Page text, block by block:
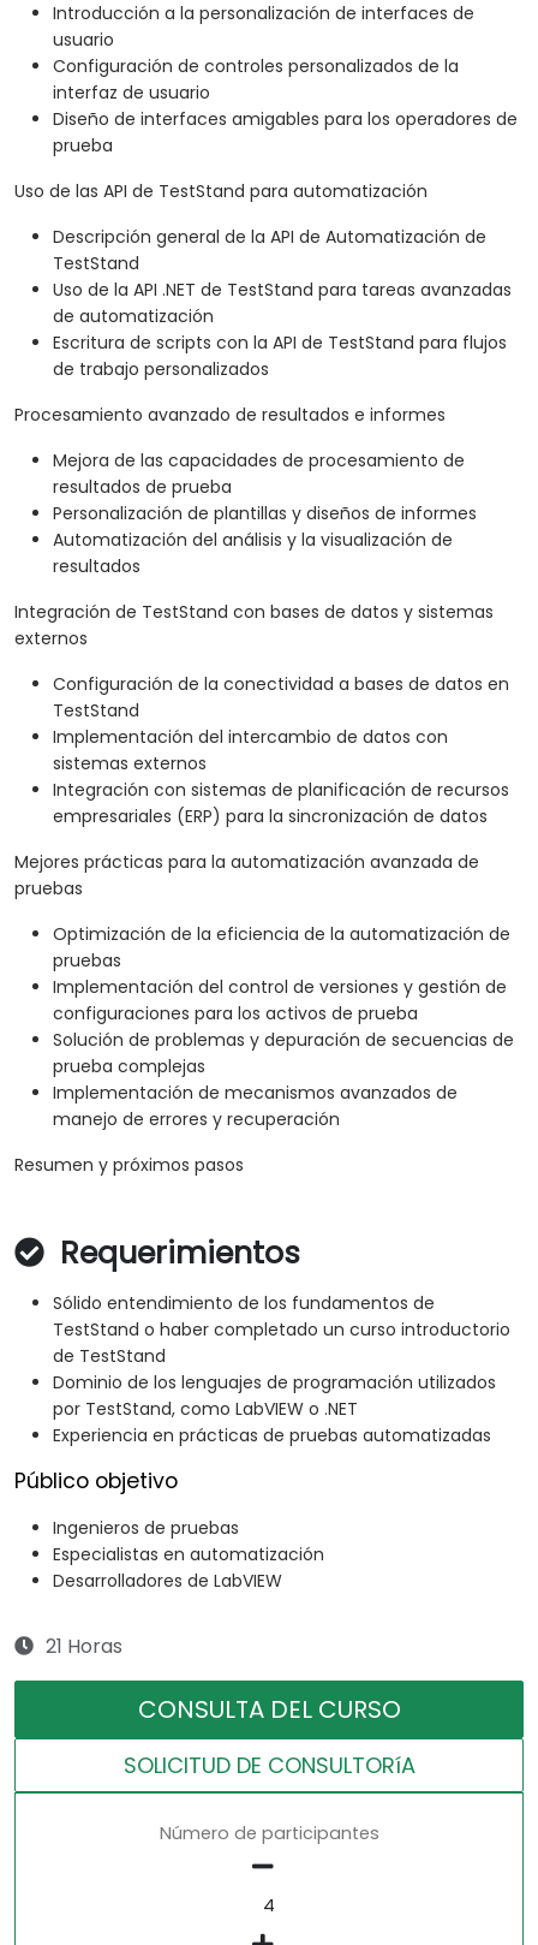
Introducción a la personalización de interfaces de
usuario
Configuración de controles personalizados de la
interfaz de usuario
Diseño de interfaces amigables para los operadores de
prueba
Uso de las API de TestStand para automatización
Descripción general de la API de Automatización de
TestStand
Uso de la API .NET de TestStand para tareas avanzadas
de automatización
Escritura de scripts con la API de TestStand para flujos
de trabajo personalizados
Procesamiento avanzado de resultados e informes
Mejora de las capacidades de procesamiento de
resultados de prueba
Personalización de plantillas y diseños de informes
Automatización del análisis y la visualización de
resultados
Integración de TestStand con bases de datos y sistemas
externos
Configuración de la conectividad a bases de datos en
TestStand
Implementación del intercambio de datos con
sistemas externos
Integración con sistemas de planificación de recursos
empresariales (ERP) para la sincronización de datos
Mejores prácticas para la automatización avanzada de
pruebas
Optimización de la eficiencia de la automatización de
pruebas
Implementación del control de versiones y gestión de
configuraciones para los activos de prueba
Solución de problemas y depuración de secuencias de
prueba complejas
Implementación de mecanismos avanzados de
manejo de errores y recuperación
Resumen y próximos pasos
Requerimientos
Sólido entendimiento de los fundamentos de
TestStand o haber completado un curso introductorio
de TestStand
Dominio de los lenguajes de programación utilizados
por TestStand, como LabVIEW o .NET
Experiencia en prácticas de pruebas automatizadas
Público objetivo
Ingenieros de pruebas
Especialistas en automatización
Desarrolladores de LabVIEW
21 Horas
CONSULTA DEL CURSO
SOLICITUD DE CONSULTORíA
Número de participantes